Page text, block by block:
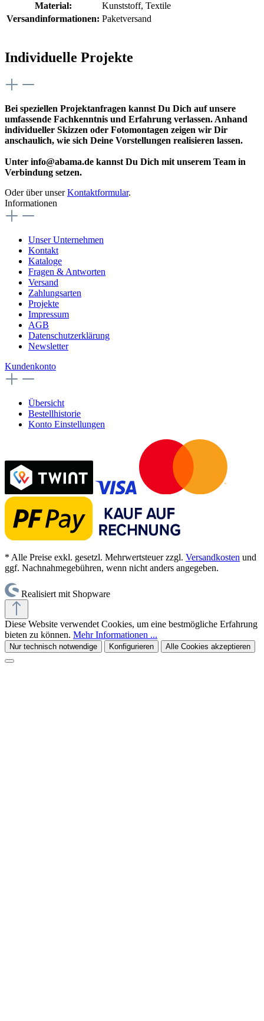
Material:
Kunststoff, Textile
Versandinformationen: Paketversand
Individuelle Projekte
Bei speziellen Projektanfragen kannst Du Dich auf unsere
umfassende Fachkenntnis und Erfahrung verlassen. Anhand
individueller Skizzen oder Fotomontagen zeigen wir Dir
anschaulich, wie sich Deine Vorstellungen realisieren lassen.
Unter info@abama.de kannst Du Dich mit unserem Team in
Verbindung setzen.
Oder über unserKontaktformular.
Informationen
Unser Unternehmen
Kontakt
Kataloge
Fragen & Antworten
Versand
Zahlungsarten
Projekte
Impressum
AGB
Datenschutzerklärung
Newsletter
Kundenkonto
Übersicht
Bestellhistorie
Konto Einstellungen
* Alle Preise exkl. gesetzl. Mehrwertsteuer zzgl. Versandkosten und
ggf. Nachnahmegebühren, wenn nicht anders angegeben.
Realisiert mit Shopware
Diese Website verwendet Cookies, um eine bestmögliche Erfahrung
bieten zu können. Mehr Informationen ...
Nur technisch notwendige Konfigurieren Alle Cookies akzeptieren